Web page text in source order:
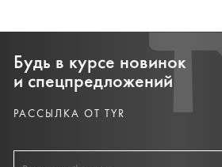
Будь в курсе новинок
и спецпредложений
РАССЫЛКА ОТ TYR